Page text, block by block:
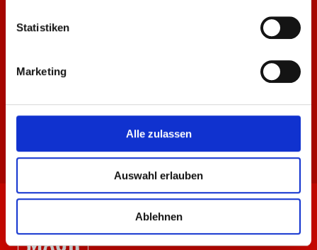
Statistiken
Marketing
Alle zulassen
Auswahl erlauben
Ablehnen
Formate direkt in deinem Postfach. Damit bist du immer
auf dem laufenden und weißt genau was bei MACH
Newsletter abonieren